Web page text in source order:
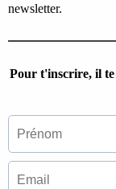
newsletter.
Pour t'inscrire, il te